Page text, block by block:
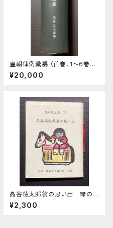
皇朝律例彙纂 （首巻、1～6巻計
7冊合本）
¥20,000
高谷徳太郎翁の思い出 緑の
笛豆本第13集
¥2,300